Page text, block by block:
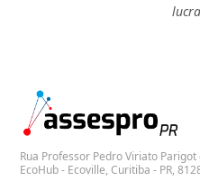
Rua Professor Pedro Viriato
EcoHub - Ecoville, Curitiba - PR,